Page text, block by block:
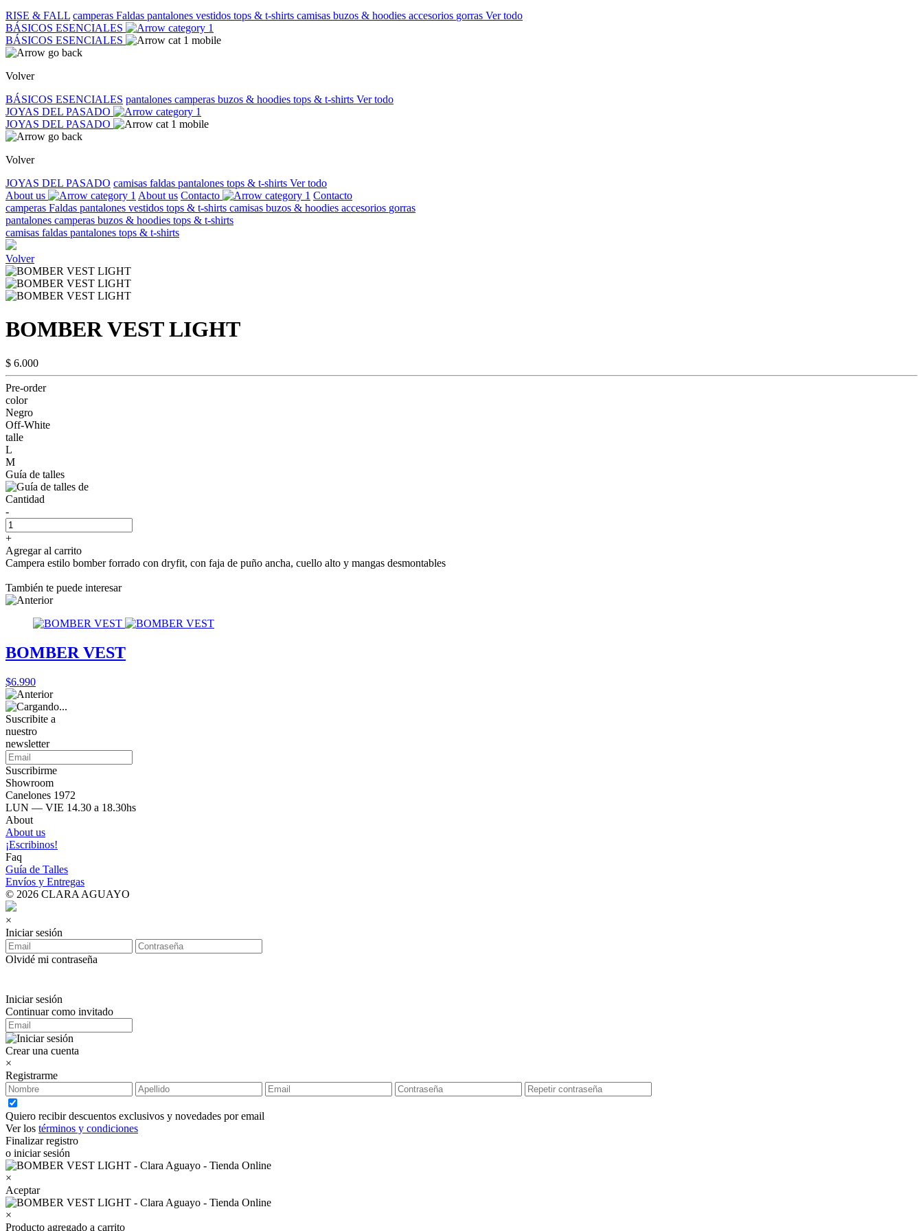
RISE & FALL camperas Faldas pantalones vestidos tops & t-shirts camisas buzos & hoodies accesorios gorras Ver todo
BÁSICOS ESENCIALES
BÁSICOS ESENCIALES
Volver
BÁSICOS ESENCIALES pantalones camperas buzos & hoodies tops & t-shirts Ver todo
JOYAS DEL PASADO
JOYAS DEL PASADO
Volver
JOYAS DEL PASADO camisas faldas pantalones tops & t-shirts Ver todo
About us
About us Contacto
Contacto
camperas Faldas pantalones vestidos tops & t-shirts camisas buzos & hoodies accesorios gorras
pantalones camperas buzos & hoodies tops & t-shirts
camisas faldas pantalones tops & t-shirts
Volver
BOMBER VEST LIGHT
$ 6.000
Pre-order
color
Negro
Off-White
talle
L
M
Guía de talles
Cantidad
-
+
Agregar al carrito
Campera estilo bomber forrado con dryfit, con faja de puño ancha, cuello alto y mangas desmontables
También te puede interesar
BOMBER VEST
$6.990
Suscribite a
nuestro
newsletter
Suscribirme
Showroom
Canelones 1972
LUN — VIE 14.30 a 18.30hs
About
About us
¡Escribinos!
Faq
Guía de Talles
Envíos y Entregas
© 2026 CLARA AGUAYO
×
Iniciar sesión
Olvidé mi contraseña
Iniciar sesión
Continuar como invitado
Crear una cuenta
×
Registrarme
Quiero recibir descuentos exclusivos y novedades por email
Ver los términos y condiciones
Finalizar registro
o iniciar sesión
×
Aceptar
×
Producto agregado a carrito